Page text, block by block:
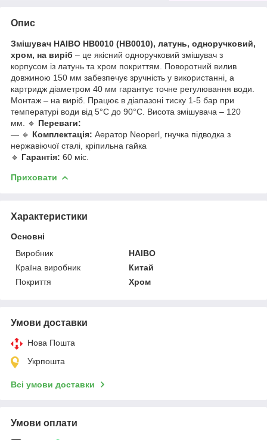
Опис
Змішувач HAIBO HB0010 (HB0010), латунь, одноручковий,
хром, на виріб – це якісний одноручковий змішувач з
корпусом із латунь та хром покриттям. Поворотний вилив
довжиною 150 мм забезпечує зручність у використанні, а
картридж діаметром 40 мм гарантує точне регулювання води.
Монтаж – на виріб. Працює в діапазоні тиску 1-5 бар при
температурі води від 5°C до 90°C. Висота змішувача – 120
мм. 🔹 Переваги:
— 🔹 Комплектація: Аератор Neoperl, гнучка підводка з
нержавіючої сталі, кріпильна гайка
🔹 Гарантія: 60 міс.
Приховати
Характеристики
Основні
Виробник
HAIBO
Країна виробник
Китай
Покриття
Хром
Умови доставки
Нова Пошта
Укрпошта
Всі умови доставки
Умови оплати